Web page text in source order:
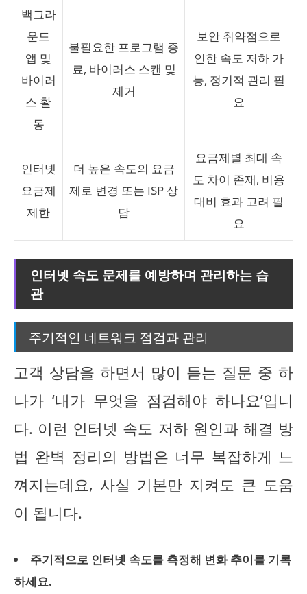
백그라
운드
앱 및
바이러
스 활
동
불필요한 프로그램 종
료, 바이러스 스캔 및
제거
보안 취약점으로
인한 속도 저하 가
능, 정기적 관리 필
요
인터넷
요금제
제한
더 높은 속도의 요금
제로 변경 또는 ISP 상
담
요금제별 최대 속
도 차이 존재, 비용
대비 효과 고려 필
요
인터넷 속도 문제를 예방하며 관리하는 습
관
주기적인 네트워크 점검과 관리
고객 상담을 하면서 많이 듣는 질문 중 하
나가 ‘내가 무엇을 점검해야 하나요’입니
다. 이런 인터넷 속도 저하 원인과 해결 방
법 완벽 정리의 방법은 너무 복잡하게 느
껴지는데요, 사실 기본만 지켜도 큰 도움
이 됩니다.
주기적으로 인터넷 속도를 측정해 변화 추이를 기록
하세요.